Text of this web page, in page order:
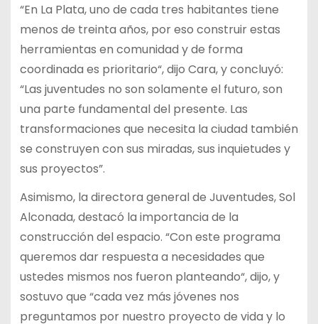
“En La Plata, uno de cada tres habitantes tiene
menos de treinta años, por eso construir estas
herramientas en comunidad y de forma
coordinada es prioritario“, dijo Cara, y concluyó:
“Las juventudes no son solamente el futuro, son
una parte fundamental del presente. Las
transformaciones que necesita la ciudad también
se construyen con sus miradas, sus inquietudes y
sus proyectos”.
Asimismo, la directora general de Juventudes, Sol
Alconada, destacó la importancia de la
construcción del espacio. “Con este programa
queremos dar respuesta a necesidades que
ustedes mismos nos fueron planteando“, dijo, y
sostuvo que “cada vez más jóvenes nos
preguntamos por nuestro proyecto de vida y lo